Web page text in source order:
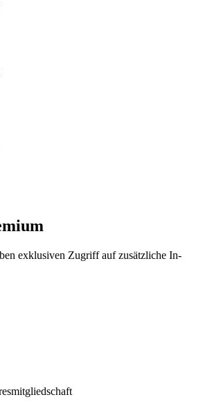
exklusiven Zugriff auf zusätzliche In-